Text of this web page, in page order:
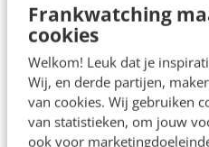
Frankwatching
cookies
Welkom! Leuk dat je
Wij, en derde partijen,
van cookies. Wij gebruiken
van statistieken, om jouw
ook voor
Voorbeeld van kernwaarden